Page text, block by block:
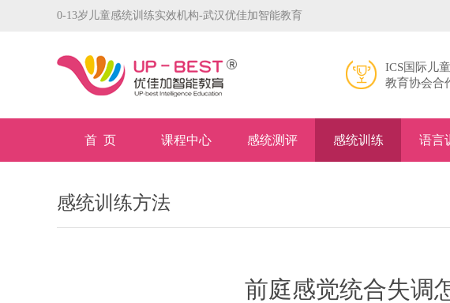
0-13岁儿童感统训练实效机构-武汉优佳加智能教育
ICS国际儿
教育协会合
首 页 课程中心 感统测评 感统训练 语言
感统训练方法
前庭感觉统合失调